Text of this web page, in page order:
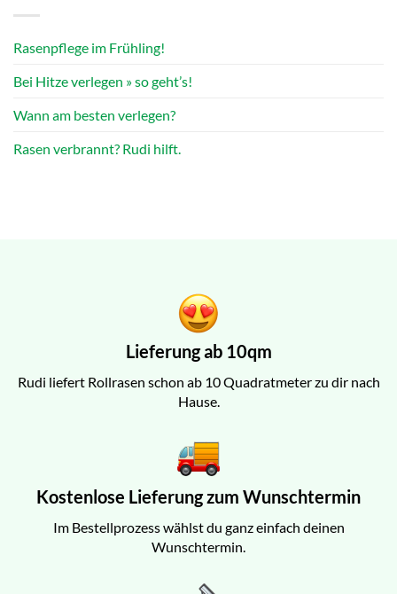
Rasenpflege im Frühling!
Bei Hitze verlegen » so geht’s!
Wann am besten verlegen?
Rasen verbrannt? Rudi hilft.
Lieferung ab 10qm
Rudi liefert Rollrasen schon ab 10 Quadratmeter zu dir nach
Hause.
Kostenlose Lieferung zum Wunschtermin
Im Bestellprozess wählst du ganz einfach deinen
Wunschtermin.